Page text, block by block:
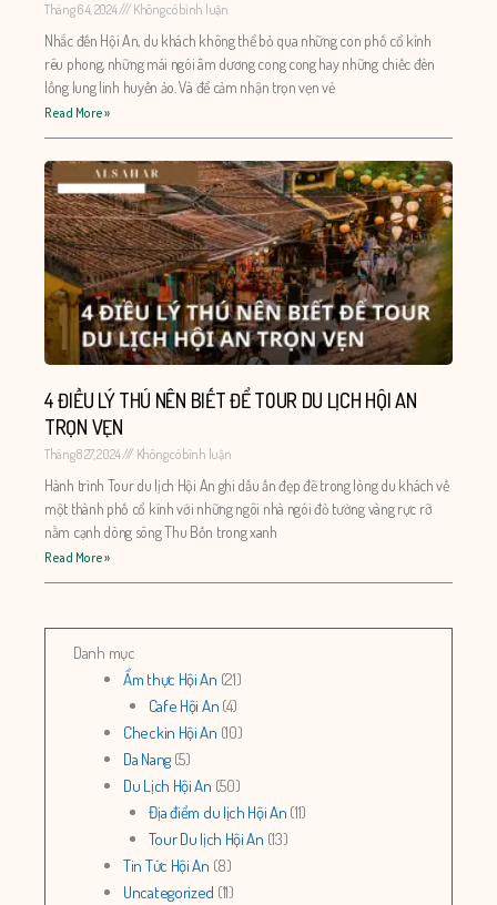
Tháng 6 4, 2024 Không có bình luận
Nhắc đến Hội An, du khách không thể bỏ qua những con phố cổ kính
rêu phong, những mái ngói âm dương cong cong hay những chiếc đèn
lồng lung linh huyền ảo. Và để cảm nhận trọn vẹn vẻ
Read More »
4 ĐIỀU LÝ THÚ NÊN BIẾT ĐỂ TOUR DU LỊCH HỘI AN
TRỌN VẸN
Tháng 8 27, 2024 Không có bình luận
Hành trình Tour du lịch Hội An ghi dấu ấn đẹp đẽ trong lòng du khách về
một thành phố cổ kính với những ngôi nhà ngói đỏ tường vàng rực rỡ
nằm cạnh dòng sông Thu Bồn trong xanh
Read More »
Danh mục
Ẩm thực Hội An (21)
Cafe Hội An (4)
Checkin Hội An (10)
Da Nang(5)
Du Lịch Hội An (50)
Địa điểm du lịch Hội An (11)
Tour Du lịch Hội An (13)
Tin Tức Hội An (8)
Uncategorized (11)